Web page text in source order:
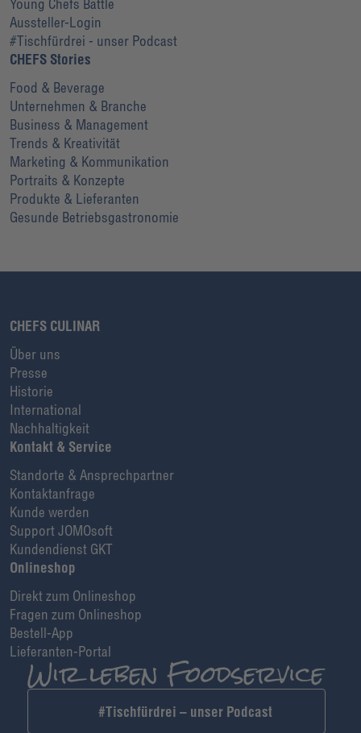
Young Chefs Battle
Aussteller-Login
#Tischfürdrei - unser Podcast
CHEFS Stories
Food & Beverage
Unternehmen & Branche
Business & Management
Trends & Kreativität
Marketing & Kommunikation
Portraits & Konzepte
Produkte & Lieferanten
Gesunde Betriebsgastronomie
CHEFS CULINAR
Über uns
Presse
Historie
International
Nachhaltigkeit
Kontakt & Service
Standorte & Ansprechpartner
Kontaktanfrage
Kunde werden
Support JOMOsoft
Kundendienst GKT
Onlineshop
Direkt zum Onlineshop
Fragen zum Onlineshop
Bestell-App
Lieferanten-Portal
#Tischfürdrei – unser Podcast